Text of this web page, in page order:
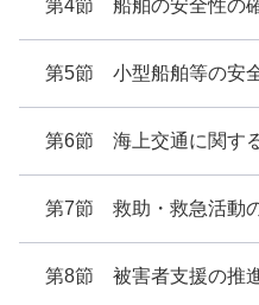
第4節 船舶の安全性の
第5節 小型船舶等の安
第6節 海上交通に関す
第7節 救助・救急活動
第8節 被害者支援の推